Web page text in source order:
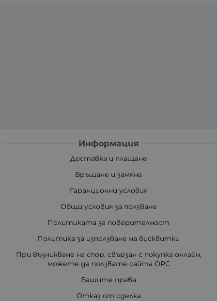
Информация
Доставка и плащане
Връщане и замяна
Гаранционни условия
Общи условия за ползване
Политиката за поверителност
Политика за използване на бисквитки
При възникване на спор, свързан с покупка онлайн,
можете да ползвате сайта ОРС
Вашите права
Отказ от сделка